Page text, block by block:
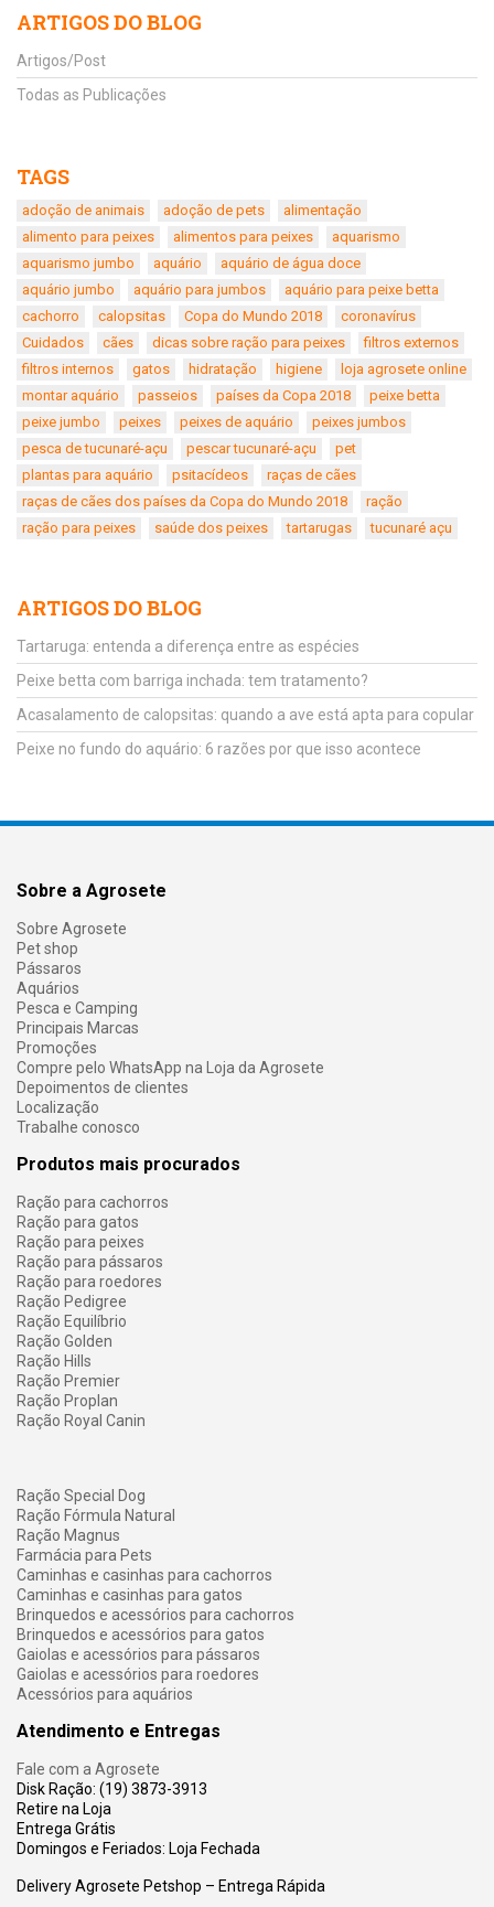
ARTIGOS DO BLOG
Artigos/Post
Todas as Publicações
TAGS
adoção de animais adoção de pets
alimentação
alimento para peixes
alimentos para peixes
aquarismo
aquarismo jumbo
aquário
aquário de água doce
aquário jumbo
aquário para jumbos
aquário para peixe betta
cachorro
calopsitas Copa do Mundo 2018
coronavírus
Cuidados
cães dicas sobre ração para peixes
filtros externos
filtros internos
gatos hidratação higiene
loja agrosete online
montar aquário
passeios países da Copa 2018
peixe betta
peixe jumbo
peixes peixes de aquário
peixes jumbos
pesca de tucunaré-açu
pescar tucunaré-açu
pet
plantas para aquário
psitacídeos
raças de cães
raças de cães dos países da Copa do Mundo 2018
ração
ração para peixes
saúde dos peixes tartarugas tucunaré açu
ARTIGOS DO BLOG
Tartaruga: entenda a diferença entre as espécies
Peixe betta com barriga inchada: tem tratamento?
Acasalamento de calopsitas: quando a ave está apta para copular
Peixe no fundo do aquário: 6 razões por que isso acontece
Sobre a Agrosete
Sobre Agrosete
Pet shop
Pássaros
Aquários
Pesca e Camping
Principais Marcas
Promoções
Compre pelo WhatsApp na Loja da Agrosete
Depoimentos de clientes
Localização
Trabalhe conosco
Produtos mais procurados
Ração para cachorros
Ração para gatos
Ração para peixes
Ração para pássaros
Ração para roedores
Ração Pedigree
Ração Equilíbrio
Ração Golden
Ração Hills
Ração Premier
Ração Proplan
Ração Royal Canin
Ração Special Dog
Ração Fórmula Natural
Ração Magnus
Farmácia para Pets
Caminhas e casinhas para cachorros
Caminhas e casinhas para gatos
Brinquedos e acessórios para cachorros
Brinquedos e acessórios para gatos
Gaiolas e acessórios para pássaros
Gaiolas e acessórios para roedores
Acessórios para aquários
Atendimento e Entregas
Fale com a Agrosete
Disk Ração: (19) 3873-3913
Retire na Loja
Entrega Grátis
Domingos e Feriados: Loja Fechada
Delivery Agrosete Petshop – Entrega Rápida